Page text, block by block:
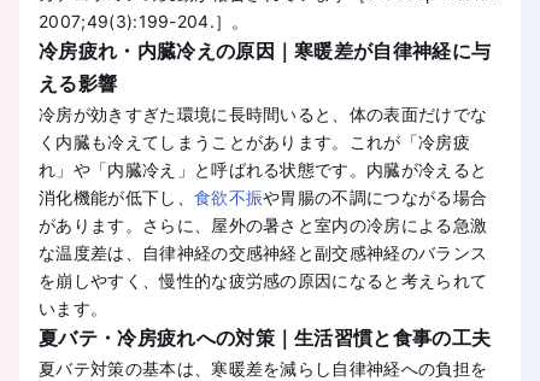
2007;49(3):199-204.］。
冷房疲れ・内臓冷えの原因｜寒暖差が自律神経に与
える影響
冷房が効きすぎた環境に長時間いると、体の表面だけでな
く内臓も冷えてしまうことがあります。これが「冷房疲
れ」や「内臓冷え」と呼ばれる状態です。内臓が冷えると
消化機能が低下し、 食欲不振や胃腸の不調につながる場合
があります。さらに、屋外の暑さと室内の冷房による急激
な温度差は、自律神経の交感神経と副交感神経のバランス
を崩しやすく、慢性的な疲労感の原因になると考えられて
います。
夏バテ・冷房疲れへの対策｜生活習慣と食事の工夫
夏バテ対策の基本は、寒暖差を減らし自律神経への負担を